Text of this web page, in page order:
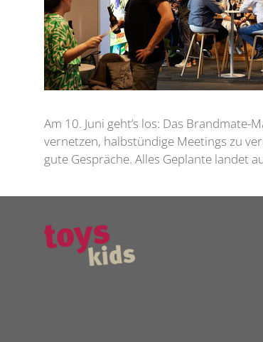
Am 10. Juni geht’s los: Das
vernetzen, halbstündige Meetings zu
gute Gespräche. Alles Geplante landet